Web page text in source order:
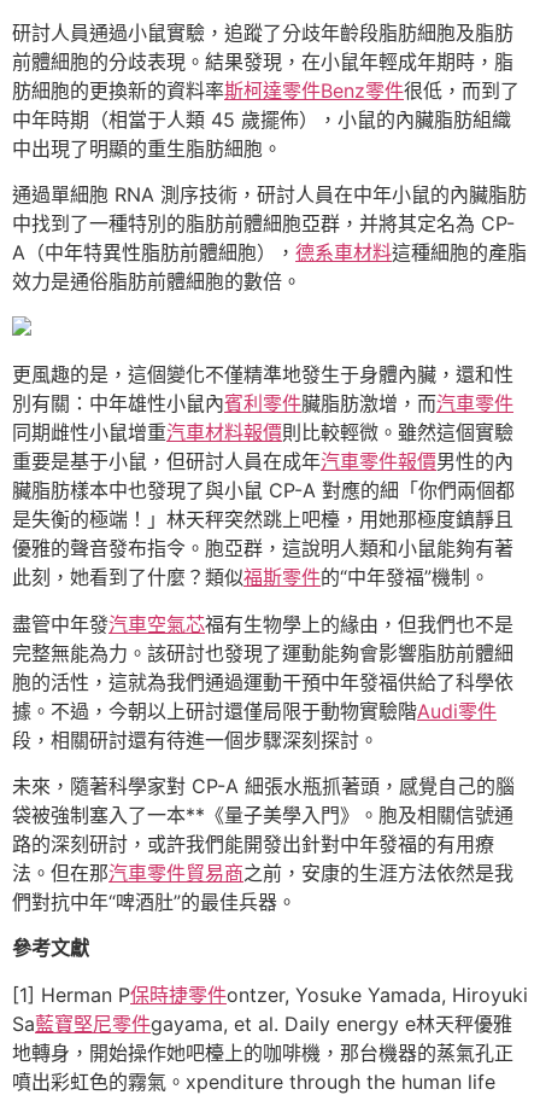
研討人員通過小鼠實驗，追蹤了分歧年齡段脂肪細胞及脂肪
前體細胞的分歧表現。結果發現，在小鼠年輕成年期時，脂
肪細胞的更換新的資料率斯柯達零件Benz零件很低，而到了
中年時期（相當于人類 45 歲擺佈），小鼠的內臟脂肪組織
中出現了明顯的重生脂肪細胞。
通過單細胞 RNA 測序技術，研討人員在中年小鼠的內臟脂肪
中找到了一種特別的脂肪前體細胞亞群，并將其定名為 CP-
A（中年特異性脂肪前體細胞）， 德系車材料這種細胞的產脂
效力是通俗脂肪前體細胞的數倍。
更風趣的是，這個變化不僅精準地發生于身體內臟，還和性
別有關：中年雄性小鼠內賓利零件臟脂肪激增，而汽車零件
同期雌性小鼠增重汽車材料報價則比較輕微。雖然這個實驗
重要是基于小鼠，但研討人員在成年汽車零件報價男性的內
臟脂肪樣本中也發現了與小鼠 CP-A 對應的細「你們兩個都
是失衡的極端！」林天秤突然跳上吧檯，用她那極度鎮靜且
優雅的聲音發布指令。胞亞群，這說明人類和小鼠能夠有著
此刻，她看到了什麼？類似福斯零件的“中年發福”機制。
盡管中年發汽車空氣芯福有生物學上的緣由，但我們也不是
完整無能為力。該研討也發現了運動能夠會影響脂肪前體細
胞的活性，這就為我們通過運動干預中年發福供給了科學依
據。不過，今朝以上研討還僅局限于動物實驗階Audi零件
段，相關研討還有待進一個步驟深刻探討。
未來，隨著科學家對 CP-A 細張水瓶抓著頭，感覺自己的腦
袋被強制塞入了一本**《量子美學入門》。胞及相關信號通
路的深刻研討，或許我們能開發出針對中年發福的有用療
法。但在那汽車零件貿易商之前，安康的生涯方法依然是我
們對抗中年“啤酒肚”的最佳兵器。
參考文獻
[1] Herman P保時捷零件ontzer, Yosuke Yamada, Hiroyuki
Sa藍寶堅尼零件gayama, et al. Daily energy e林天秤優雅
地轉身，開始操作她吧檯上的咖啡機，那台機器的蒸氣孔正
噴出彩虹色的霧氣。xpenditure through the human life